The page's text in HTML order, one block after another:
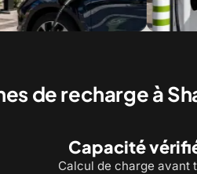
de recharge à
Capacité
Calcul de charge avant